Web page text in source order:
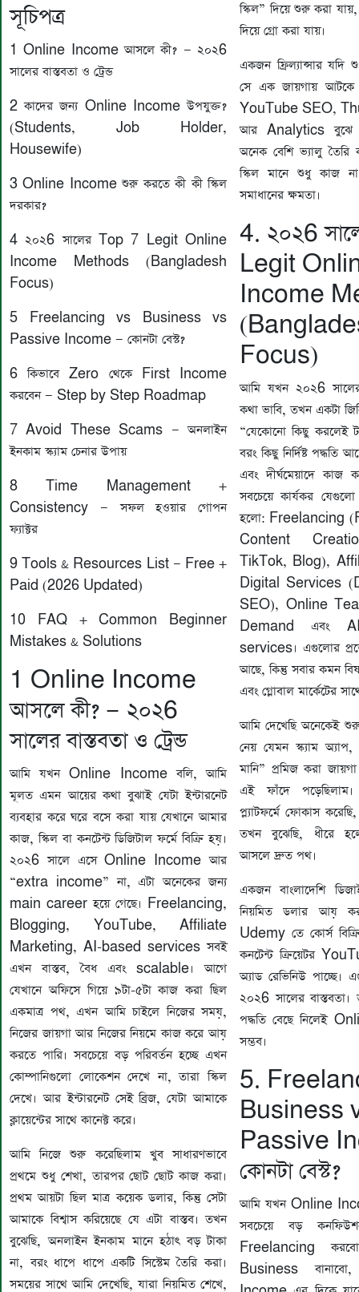
সূচিপত্র
1️ Online Income আসলে কী? — ২০২6
সালের বাস্তবতা ও ট্রেন্ড
2️ কাদের জন্য Online Income উপযুক্ত?
(Students, Job Holder,
Housewife)
3️ Online Income শুরু করতে কী কী স্কিল
দরকার?
4️ ২০২6 সালের Top 7 Legit Online
Income Methods (Bangladesh
Focus)
5️ Freelancing vs Business vs
Passive Income — কোনটা বেস্ট?
6️ কিভাবে Zero থেকে First Income
করবেন — Step by Step Roadmap
7️ Avoid These Scams — অনলাইন
ইনকাম স্ক্যাম চেনার উপায়
8️ Time Management +
Consistency — সফল হওয়ার গোপন
ফ্যাক্টর
9️ Tools & Resources List — Free +
Paid (2026 Updated)
10 FAQ + Common Beginner
Mistakes & Solutions
1 Online Income
আসলে কী? — ২০২6
সালের বাস্তবতা ও ট্রেন্ড
আমি যখন Online Income বলি, আমি
মূলত এমন আয়ের কথা বুঝাই যেটা ইন্টারনেট
ব্যবহার করে ঘরে বসে করা যায় যেখানে আমার
কাজ, স্কিল বা কনটেন্ট ডিজিটাল ফর্মে বিক্রি হয়।
২০২6 সালে এসে Online Income আর
“extra income” না, এটা অনেকের জন্য
main career হয়ে গেছে। Freelancing,
Blogging, YouTube, Affiliate
Marketing, AI-based services সবই
এখন বাস্তব, বৈধ এবং scalable। আগে
যেখানে অফিসে গিয়ে ৯টা-৫টা কাজ করা ছিল
একমাত্র পথ, এখন আমি চাইলে নিজের সময়,
নিজের জায়গা আর নিজের নিয়মে কাজ করে আয়
করতে পারি। সবচেয়ে বড় পরিবর্তন হচ্ছে এখন
কোম্পানিগুলো লোকেশন দেখে না, তারা স্কিল
দেখে। আর ইন্টারনেট সেই ব্রিজ, যেটা আমাকে
ক্লায়েন্টের সাথে কানেক্ট করে।
আমি নিজে শুরু করেছিলাম খুব সাধারণভাবে
প্রথমে শুধু শেখা, তারপর ছোট ছোট কাজ করা।
প্রথম আয়টা ছিল মাত্র কয়েক ডলার, কিন্তু সেটা
আমাকে বিশ্বাস করিয়েছে যে এটা বাস্তব। তখন
বুঝেছি, অনলাইন ইনকাম মানে হঠাৎ বড় টাকা
না, বরং ধাপে ধাপে একটি সিস্টেম তৈরি করা।
সময়ের সাথে আমি দেখেছি, যারা নিয়মিত শেখে,
স্কিল” দিয়ে শুরু করা
দিয়ে গ্রো করা যায়।
একজন ফ্রিল্যান্সার যদি
সে এক জায়গায় আটকে
YouTube SEO,
আর Analytics বুঝে
অনেক বেশি ভ্যালু
স্কিল মানে শুধু কাজ
সমাধানের ক্ষমতা।
4. ২০২6
Legit
Income
Focus)
আমি যখন ২০২6
কথা ভাবি, তখন একটা
“যেকোনো কিছু করলেই
বরং কিছু নির্দিষ্ট পদ্ধতি
এবং দীর্ঘমেয়াদে কাজ
সবচেয়ে কার্যকর
হলো: Freelancing
Content
TikTok, Blog),
Digital Services
SEO), Online
Demand এবং
services। এগুলোর
আছে, কিন্তু সবার কমন
এবং গ্লোবাল মার্কেটের
আমি দেখেছি অনেকেই
নেয় যেমন স্ক্যাম অ্যাপ,
মানি” প্রমিজ করা
এই ফাঁদে
প্ল্যাটফর্মে ফোকাস
তখন বুঝেছি, ধীরে
আসলে দ্রুত পথ।
একজন বাংলাদেশি
নিয়মিত ডলার আয়
Udemy তে কোর্স
কনটেন্ট ক্রিয়েটর
অ্যাড রেভিনিউ
২০২6 সালের
পদ্ধতি বেছে নিলেই
সম্ভব।
5.
Business
Passive
কোনটা বেস্ট?
আমি যখন Online
সবচেয়ে বড়
Freelancing
Business